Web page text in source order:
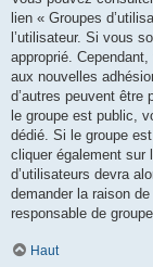
lien « Groupes
l’utilisateur. Si vous
approprié.
aux nouvelles
d’autres peuvent être
le groupe est public,
dédié. Si le groupe
cliquer également sur
d’utilisateurs devra
demander la raison
responsable de
Haut